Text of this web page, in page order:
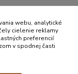
webu, analytické
cielenie reklamy
preferencií
v spodnej časti